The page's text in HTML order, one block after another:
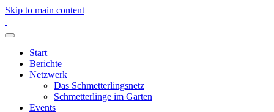
Skip to main content
Start
Berichte
Netzwerk
Das Schmetterlingsnetz
Schmetterlinge im Garten
Events